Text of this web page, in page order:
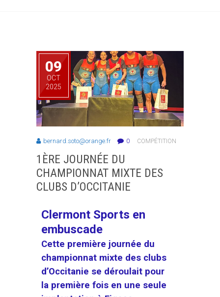
09
OCT
2025
bernard.soto@orange.fr 0 COMPÉTITION
1ÈRE JOURNÉE DU
CHAMPIONNAT MIXTE DES
CLUBS D’OCCITANIE
Clermont Sports en
embuscade
Cette première journée du
championnat mixte des clubs
d’Occitanie se déroulait pour
la première fois en une seule